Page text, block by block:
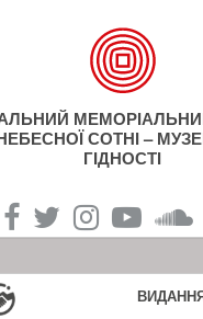
СОТНІ –
ГІДНОСТІ